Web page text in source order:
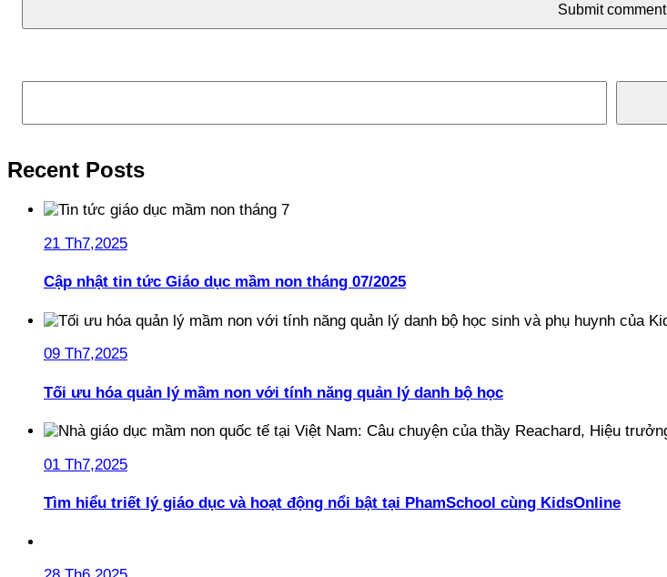
Submit comment
Tìm kiếm
Recent Posts
21 Th7,2025
Cập nhật tin tức Giáo dục mầm non tháng 07/2025
09 Th7,2025
Tối ưu hóa quản lý mầm non với tính năng quản lý danh bộ học
01 Th7,2025
Tìm hiểu triết lý giáo dục và hoạt động nổi bật tại PhamSchool cùng KidsOnline